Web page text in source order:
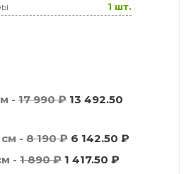
1 шт.
- 17 990 ₽ 13 492.50
- 8 190 ₽ 6 142.50 ₽
- 1 890 ₽ 1 417.50 ₽